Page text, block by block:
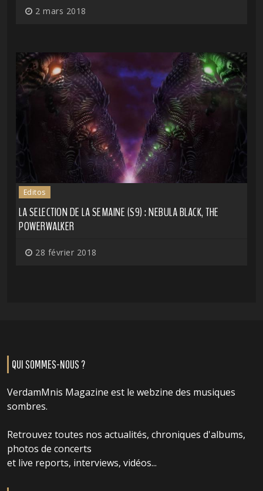
2 mars 2018
Editos
LA SELECTION DE LA SEMAINE (S9) : NEBULA BLACK, THE
POWERWALKER
28 février 2018
QUI SOMMES-NOUS ?
VerdamMnis Magazine est le webzine des musiques
sombres.
Retrouvez toutes nos actualités, chroniques d'albums,
photos de concerts
et live reports, interviews, vidéos...